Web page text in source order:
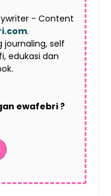
- Content
.
journaling, self
edukasi dan
ewafebri ?